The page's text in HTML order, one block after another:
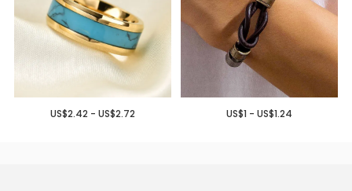
US$2.42 - US$2.72 US$1 - US$1.24